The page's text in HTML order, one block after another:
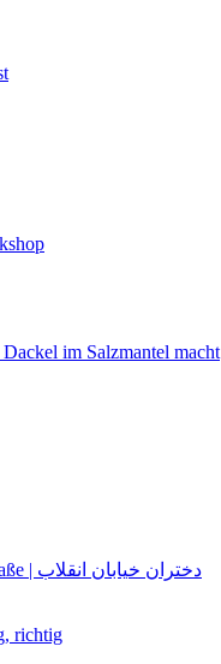
im Salzmantel macht
Frauen der Revolutionsstraße | دختران خیابان انقلاب
richtig